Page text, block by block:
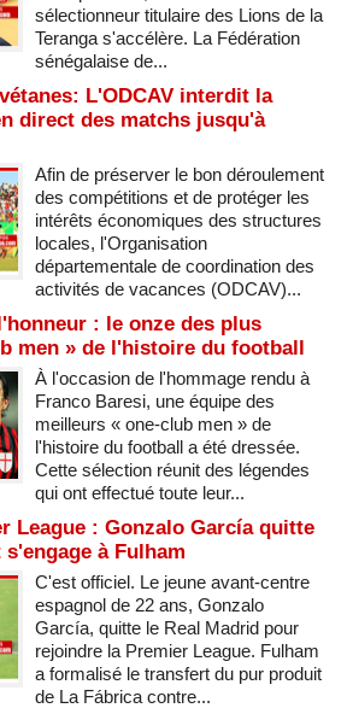
sélectionneur titulaire des Lions de la
Teranga s'accélère. La Fédération
sénégalaise de...
L'ODCAV interdit la
direct des matchs jusqu'à
Afin de préserver le bon déroulement
des compétitions et de protéger les
intérêts économiques des structures
locales, l'Organisation
départementale de coordination des
activités de vacances (ODCAV)...
: le onze des plus
men » de l'histoire du football
À l'occasion de l'hommage rendu à
Franco Baresi, une équipe des
meilleurs « one-club men » de
l'histoire du football a été dressée.
Cette sélection réunit des légendes
qui ont effectué toute leur...
League : Gonzalo García quitte
à Fulham
C'est officiel. Le jeune avant-centre
espagnol de 22 ans, Gonzalo
García, quitte le Real Madrid pour
rejoindre la Premier League. Fulham
a formalisé le transfert du pur produit
de La Fábrica contre...